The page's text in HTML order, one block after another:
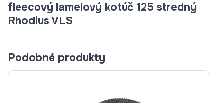
fleecový lamelový kotúč 125 stredný
Rhodius VLS
Podobné produkty